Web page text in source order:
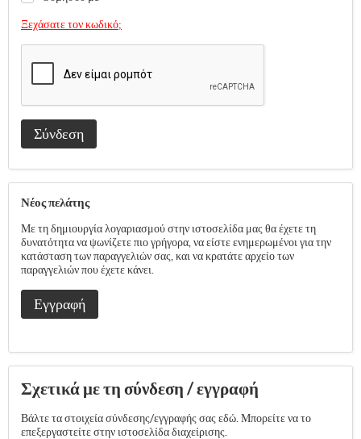
Ξεχάσατε τον κωδικό;
Σύνδεση
Νέος πελάτης
Με τη δημιουργία λογαριασμού στην ιστοσελίδα μας θα έχετε τη
δυνατότητα να ψωνίζετε πιο γρήγορα, να είστε ενημερωμένοι για την
κατάσταση των παραγγελιών σας, και να κρατάτε αρχείο των
παραγγελιών που έχετε κάνει.
Εγγραφή
Σχετικά με τη σύνδεση / εγγραφή
Βάλτε τα στοιχεία σύνδεσης/εγγραφής σας εδώ. Μπορείτε να το
επεξεργαστείτε στην ιστοσελίδα διαχείρισης.